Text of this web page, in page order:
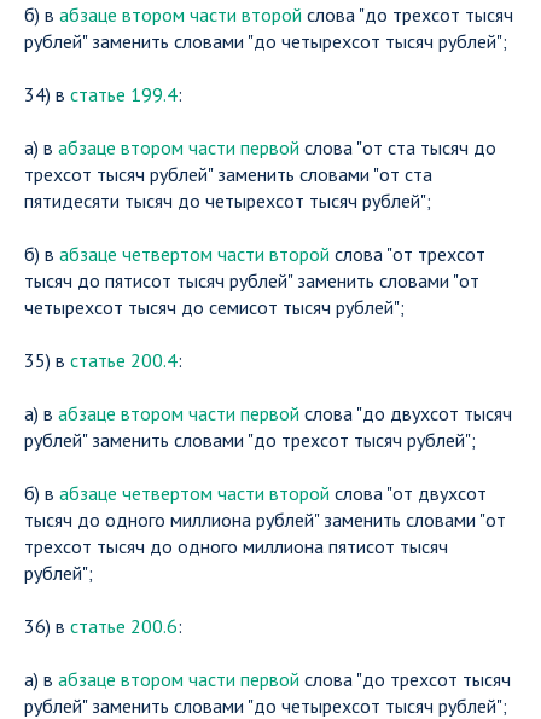
б) в абзаце втором части второй слова "до трехсот тысяч
рублей" заменить словами "до четырехсот тысяч рублей";
34) в статье 199.4:
а) в абзаце втором части первой слова "от ста тысяч до
трехсот тысяч рублей" заменить словами "от ста
пятидесяти тысяч до четырехсот тысяч рублей";
б) в абзаце четвертом части второй слова "от трехсот
тысяч до пятисот тысяч рублей" заменить словами "от
четырехсот тысяч до семисот тысяч рублей";
35) в статье 200.4:
а) в абзаце втором части первой слова "до двухсот тысяч
рублей" заменить словами "до трехсот тысяч рублей";
б) в абзаце четвертом части второй слова "от двухсот
тысяч до одного миллиона рублей" заменить словами "от
трехсот тысяч до одного миллиона пятисот тысяч
рублей";
36) в статье 200.6:
а) в абзаце втором части первой слова "до трехсот тысяч
рублей" заменить словами "до четырехсот тысяч рублей";